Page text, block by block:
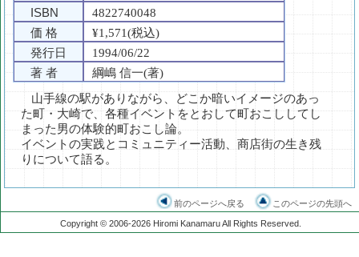
ISBN
4822740048
価 格
¥1,571(税込)
発行日
1994/06/22
著 者
綱嶋 信一(著)
山手線の駅がありながら、どこか暗いイメージのあっ
た町・大崎で、各種イベントをとおして町おこししてし
まった男の体験的町おこし論。
イベントの実践とコミュニティー活動、商店街の生き残
りについて語る。
前のページへ戻る このページの先頭へ
Copyright © 2006-2026 Hiromi Kanamaru All Rights Reserved.